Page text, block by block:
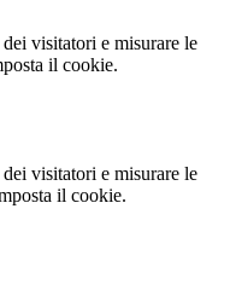
visitatori e misurare le
il cookie.
visitatori e misurare le
il cookie.